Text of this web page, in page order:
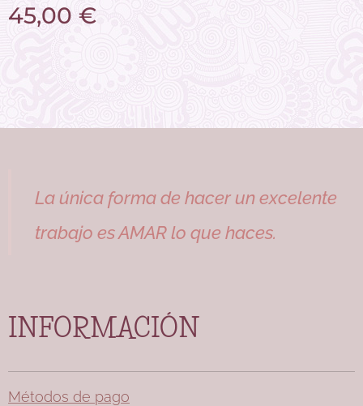
45,00 €
La única forma de hacer un excelente
trabajo es AMAR lo que haces.
INFORMACIÓN
Métodos de pago